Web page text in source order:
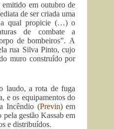
em outubro de
de ser criada uma
qual propicie (…) o
de combate a
de bombeiros”. A
rua Silva Pinto, cujo
muro construído por
laudo, a rota de fuga
e os equipamentos do
Incêndio (Previn) em
pela gestão Kassab em
e distribuídos.